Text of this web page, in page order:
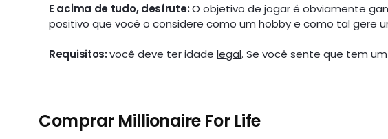
E acima de tudo, desfrute:O objetivo de jogar é obviamente
positivo que você o considere como um hobby e como tal gere
Requisitos:você deve ter idadelegal. Se você sente que tem
Comprar Millionaire For Life